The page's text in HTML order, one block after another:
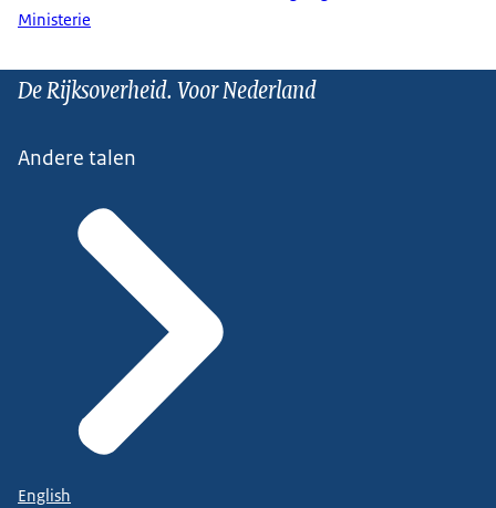
Ministerie
De Rijksoverheid. Voor Nederland
Andere talen
English